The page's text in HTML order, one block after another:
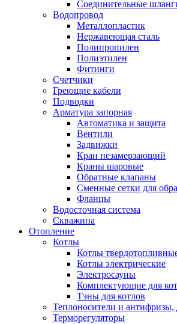
Соединительные
Водопровод
Металлопластик
Нержавеющая сталь
Полипропилен
Полиэтилен
Фитинги
Счетчики
Греющие кабели
Подводки
Арматура запорная
Автоматика и защита
Вентили
Задвижки
Кран незамерзающий
Краны шаровые
Обратные клапаны
Сменные сетки для
Фланцы
Водосточная система
Скважина
Отопление
Котлы
Котлы
Котлы электрические
Электросауны
Комплектующие для
Тэны для котлов
Теплоносители и антифризы,
Терморегуляторы